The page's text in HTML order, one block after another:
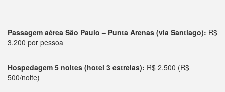
Passagem aérea São Paulo – Punta Arenas (via Santiago): R$
3.200 por pessoa
Hospedagem 5 noites (hotel 3 estrelas): R$ 2.500 (R$
500/noite)